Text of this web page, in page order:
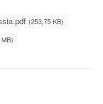
(253,75 KB)